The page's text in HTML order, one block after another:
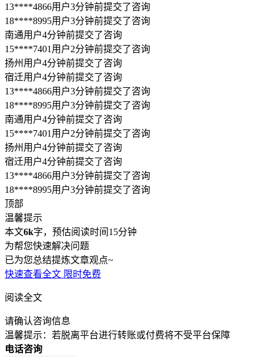
连云区律师 灌南县律师 高淳区律师
经济技术开发区律师 于都县律师 东乡县律师
蒙古族自治县律师 成武县律师
律师 平度市律师 滕州市律师 张店区律师
律师 朔城区律师 大同县律师
师 鼓楼区律师 城中区律师 灞桥区律师
师 内黄县律师 石狮市律师 射洪县律师
展开全部
风险自测
免费
立即咨询
(99%用户选择)
已经到底啦~
还有疑问，建议直接问律师
6744位律师在线
立即问律师
南通用户4分钟前提交了咨询
15****7401用户2分钟前提交了咨询
扬州用户4分钟前提交了咨询
宿迁用户4分钟前提交了咨询
13****4866用户3分钟前提交了咨询
18****8995用户3分钟前提交了咨询
南通用户4分钟前提交了咨询
15****7401用户2分钟前提交了咨询
扬州用户4分钟前提交了咨询
宿迁用户4分钟前提交了咨询
13****4866用户3分钟前提交了咨询
南通用户4分钟前提交了咨询
15****7401用户2分钟前提交了咨询
扬州用户4分钟前提交了咨询